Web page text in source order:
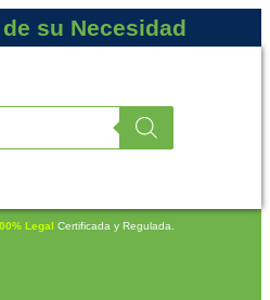
su Necesidad
Legal Certificada y Regulada.